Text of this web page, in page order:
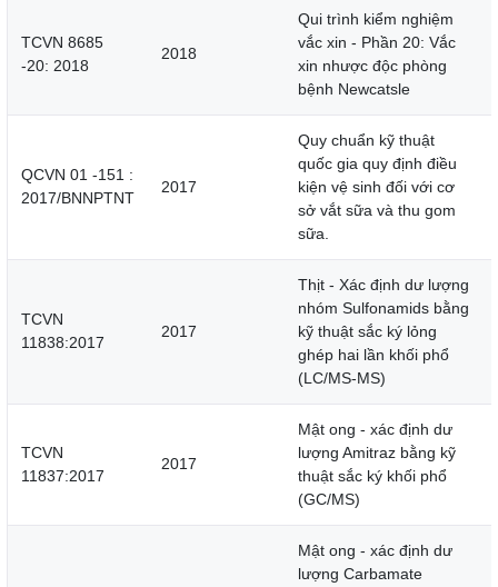
TCVN 8685
-20: 2018
2018
Qui trình kiểm nghiệm
vắc xin - Phần 20: Vắc
xin nhược độc phòng
bệnh Newcatsle
QCVN 01 -151 :
2017/BNNPTNT
2017
Quy chuẩn kỹ thuật
quốc gia quy định điều
kiện vệ sinh đối với cơ
sở vắt sữa và thu gom
sữa.
TCVN
11838:2017
2017
Thịt - Xác định dư lượng
nhóm Sulfonamids bằng
kỹ thuật sắc ký lỏng
ghép hai lần khối phổ
(LC/MS-MS)
TCVN
11837:2017
2017
Mật ong - xác định dư
lượng Amitraz bằng kỹ
thuật sắc ký khối phổ
(GC/MS)
Mật ong - xác định dư
lượng Carbamate